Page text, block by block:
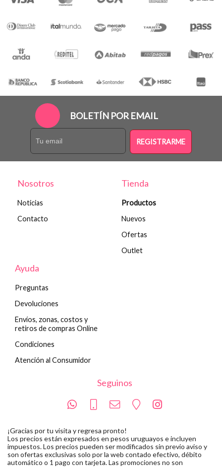
BOLETÍN POR EMAIL
REGISTRARME
Nosotros
Noticias
Contacto
Tienda
Productos
Nuevos
Ofertas
Outlet
Ayuda
Preguntas
Devoluciones
Envíos, zonas, costos y
retiros de compras Online
Condiciones
Atención al Consumidor
Seguinos
¡Gracias por tu visita y regresa pronto!
Los precios están expresados en pesos uruguayos e incluyen
impuestos. Los precios pueden ser modificados sin previo aviso y
son ofertas exclusivas solo por la web contado efectivo, débito
automático o 1 pago con tarjeta. Las promociones no son